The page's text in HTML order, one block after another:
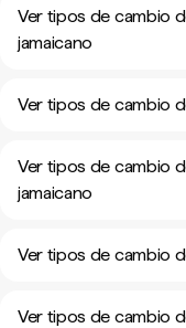
Ver tipos de cambio
jamaicano
Ver tipos de cambio
Ver tipos de cambio
jamaicano
Ver tipos de cambio
Ver tipos de cambio